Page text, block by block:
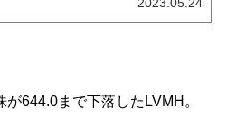
644.0まで下落したLVMH。